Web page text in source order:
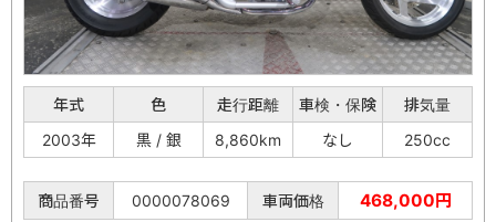
年式 色 走行距離 車検・保険
排気量
2003年
黒 / 銀 8,860km なし 250cc
商品番号 0000078069 車両価格 468,000円